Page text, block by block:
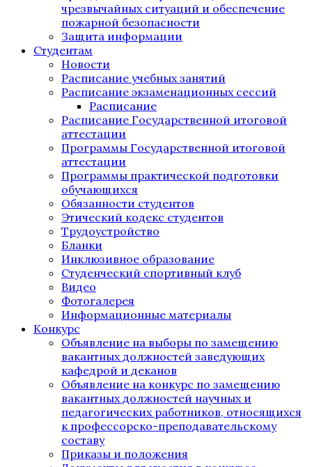
чрезвычайных ситуаций и обеспечение
пожарной безопасности
Защита информации
Студентам
Новости
Расписание учебных занятий
Расписание экзаменационных сессий
Расписание
Расписание Государственной итоговой
аттестации
Программы Государственной итоговой
аттестации
Программы практической подготовки
обучающихся
Обязанности студентов
Этический кодекс студентов
Трудоустройство
Бланки
Инклюзивное образование
Студенческий спортивный клуб
Видео
Фотогалерея
Информационные материалы
Конкурс
Объявление на выборы по замещению
вакантных должностей заведующих
кафедрой и деканов
Объявление на конкурс по замещению
вакантных должностей научных и
педагогических работников, относящихся
к профессорско-преподавательскому
составу
Приказы и положения